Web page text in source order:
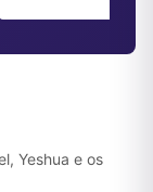
Yeshua e os